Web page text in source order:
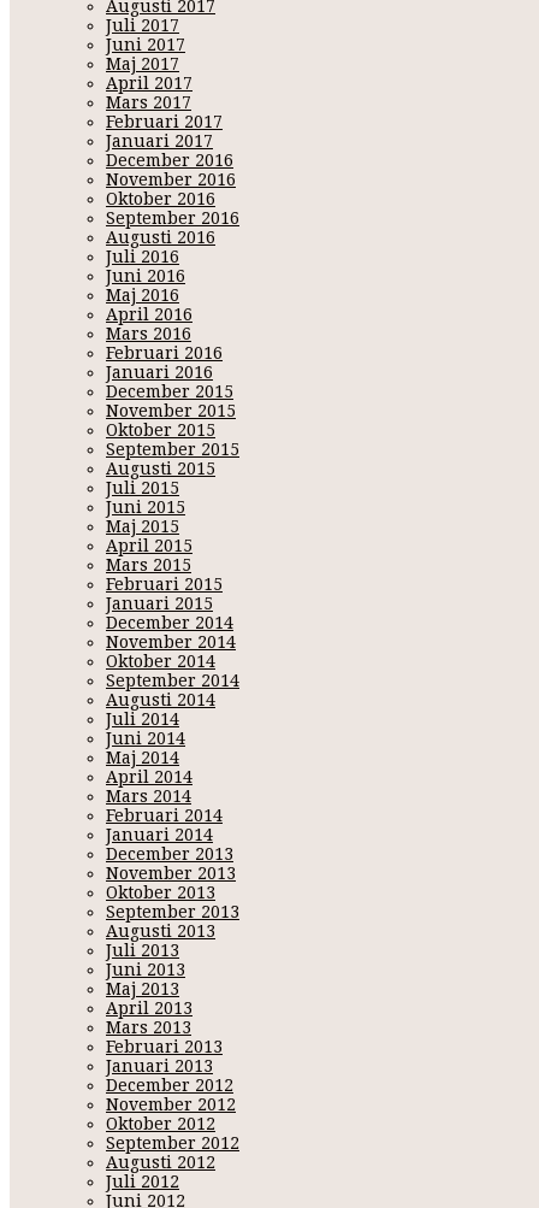
Augusti 2017
Juli 2017
Juni 2017
Maj 2017
April 2017
Mars 2017
Februari 2017
Januari 2017
December 2016
November 2016
Oktober 2016
September 2016
Augusti 2016
Juli 2016
Juni 2016
Maj 2016
April 2016
Mars 2016
Februari 2016
Januari 2016
December 2015
November 2015
Oktober 2015
September 2015
Augusti 2015
Juli 2015
Juni 2015
Maj 2015
April 2015
Mars 2015
Februari 2015
Januari 2015
December 2014
November 2014
Oktober 2014
September 2014
Augusti 2014
Juli 2014
Juni 2014
Maj 2014
April 2014
Mars 2014
Februari 2014
Januari 2014
December 2013
November 2013
Oktober 2013
September 2013
Augusti 2013
Juli 2013
Juni 2013
Maj 2013
April 2013
Mars 2013
Februari 2013
Januari 2013
December 2012
November 2012
Oktober 2012
September 2012
Augusti 2012
Juli 2012
Juni 2012